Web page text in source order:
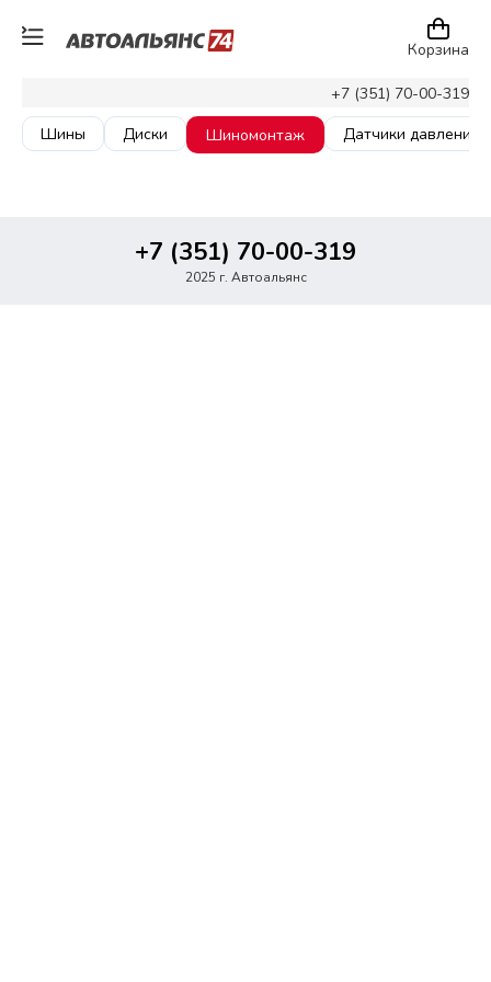
+7 (351) 70-00-319
Корзина
Шины Диски Шиномонтаж Датчики давления
+7 (351) 70-00-319
2025 г. Автоальянс